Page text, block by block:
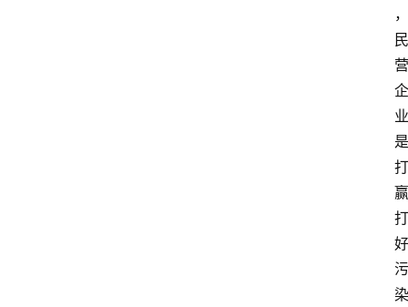
，
民
营
企
业
是
打
赢
打
好
污
染